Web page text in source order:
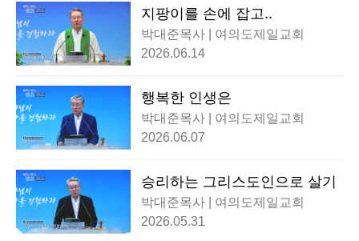
지팡이를 손에 잡고..
박대준목사 | 여의도제일교회
2026.06.14
행복한 인생은
박대준목사 | 여의도제일교회
2026.06.07
승리하는 그리스도인으로 살기
박대준목사 | 여의도제일교회
2026.05.31